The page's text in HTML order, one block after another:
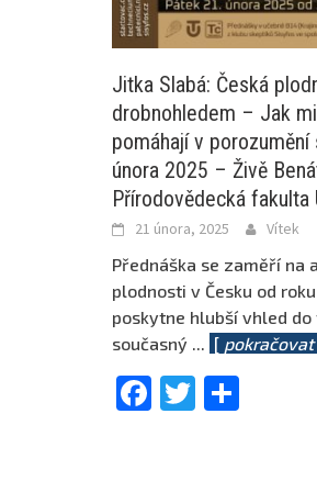
Jitka Slabá: Česká
drobnohledem – Jak
pomáhají v
února 2025 – Živě
Přírodovědecká fakulta
21 února, 2025 Vítek
Přednáška se zaměří na
plodnosti v Česku od
poskytne hlubší vhled
současný ... [
Facebook
Twitter